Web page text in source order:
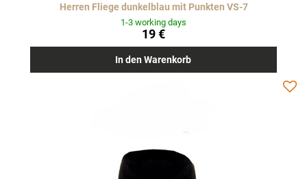
Herren Fliege dunkelblau mit Punkten VS-7
1-3 working days
19 €
In den Warenkorb